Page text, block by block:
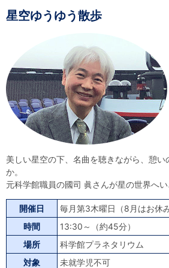
メガスターご紹介
投影メニュー
投影時間・料金
プラネタリウム解説員
イベント
自然体験
天文体験
フロア案内
屋外展示 D51形蒸気機関車
利用案内
開館時間・プラネタリウム投影時間・観覧
カフェ・ショップ
アクセス・駐車場
科学館資料の特別利用料
団体利用予約
学校団体
幼稚園・保育園団体
一般団体
かわさき星空ウォッチング
出前科学実験教室
プラネタリウム一般団体貸切利用「星空
科学館概要
基本理念
沿革
計画・年報・評価・議事録
青少年科学館運営基本計画
年報
事業評価
議事録
研究の紹介
川崎市自然環境調査報告
図録
紀要
年報
出版物
生田緑地の植物
お問い合わせ
よくある質問
日本語
星空ゆうゆう散歩
美しい星空の下、名曲を聴きながら、憩い
か。
元科学館職員の國司 眞さんが星の世界へい
開催日
毎月第3木曜日（8月はお休
時間
13:30～（約45分）
場所
科学館プラネタリウム
対象
未就学児不可